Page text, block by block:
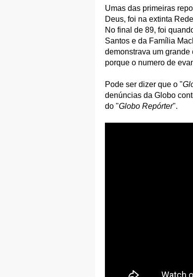
Umas das primeiras
Deus, foi na extinta
No final de 89, foi
Santos e da Família
demonstrava um
porque o numero de
Pode ser dizer que o "
denúncias da Globo
do "Globo Repórter".